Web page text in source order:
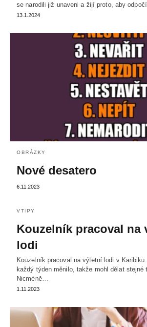
se narodili již unaveni a žijí proto, aby
13.1.2024
OBRÁZKY
Nové desatero
6.11.2023
VTIPY
Kouzelník pracoval na
lodi
Kouzelník pracoval na výletní lodi v
každý týden měnilo, takže mohl dělat stejné
Nicméně…
1.11.2023